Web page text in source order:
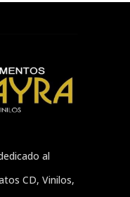
al
CD, Vinilos,